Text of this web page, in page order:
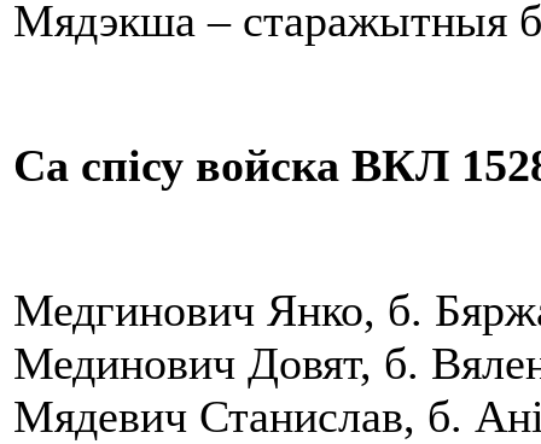
Мядэкша – старажытныя
Са спісу войска ВКЛ
Медгинович Янко, б.
Мединович Довят, б.
Мядевич Станислав, б.